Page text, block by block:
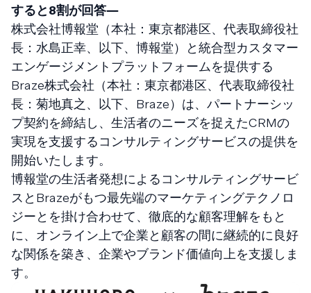
すると8割が回答―
株式会社博報堂（本社：東京都港区、代表取締役社
長：水島正幸、以下、博報堂）と統合型カスタマー
エンゲージメントプラットフォームを提供する
Braze株式会社（本社：東京都港区、代表取締役社
長：菊地真之、以下、Braze）は、パートナーシッ
プ契約を締結し、生活者のニーズを捉えたCRMの
実現を支援するコンサルティングサービスの提供を
開始いたします。
博報堂の生活者発想によるコンサルティングサービ
スとBrazeがもつ最先端のマーケティングテクノロ
ジーとを掛け合わせて、徹底的な顧客理解をもと
に、オンライン上で企業と顧客の間に継続的に良好
な関係を築き、企業やブランド価値向上を支援しま
す。